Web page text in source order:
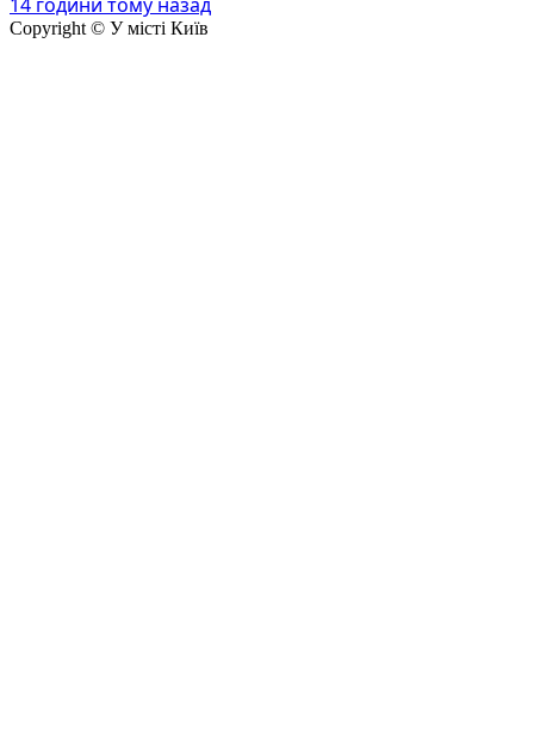
Copyright © У місті Київ